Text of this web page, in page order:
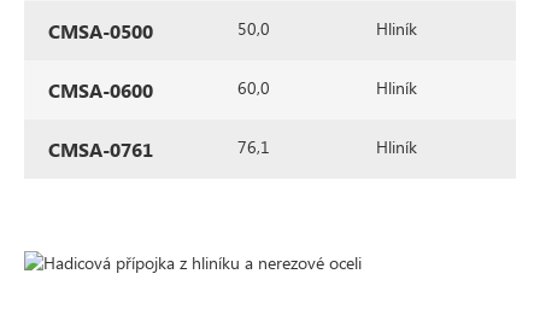
CMSA-0500 50,0 Hliník
CMSA-0600 60,0 Hliník
CMSA-0761 76,1 Hliník